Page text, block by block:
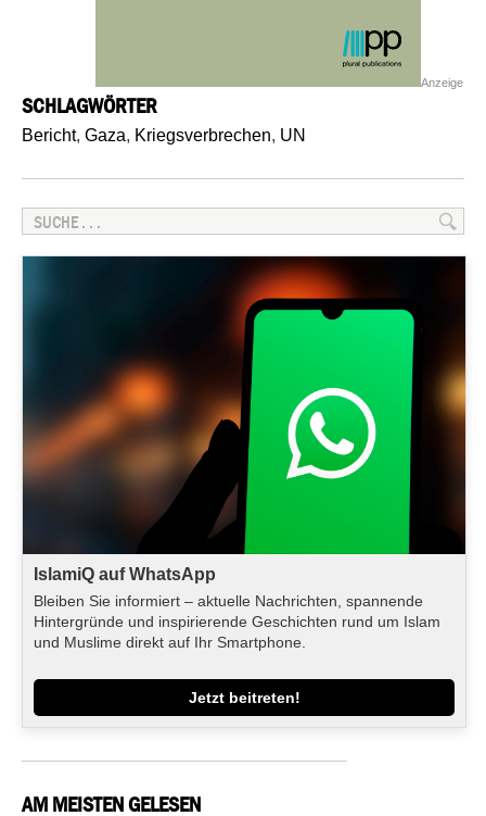
Anzeige
SCHLAGWÖRTER
Bericht, Gaza, Kriegsverbrechen, UN
IslamiQ auf WhatsApp
Bleiben Sie informiert – aktuelle Nachrichten, spannende
Hintergründe und inspirierende Geschichten rund um Islam
und Muslime direkt auf Ihr Smartphone.
Jetzt beitreten!
AM MEISTEN GELESEN